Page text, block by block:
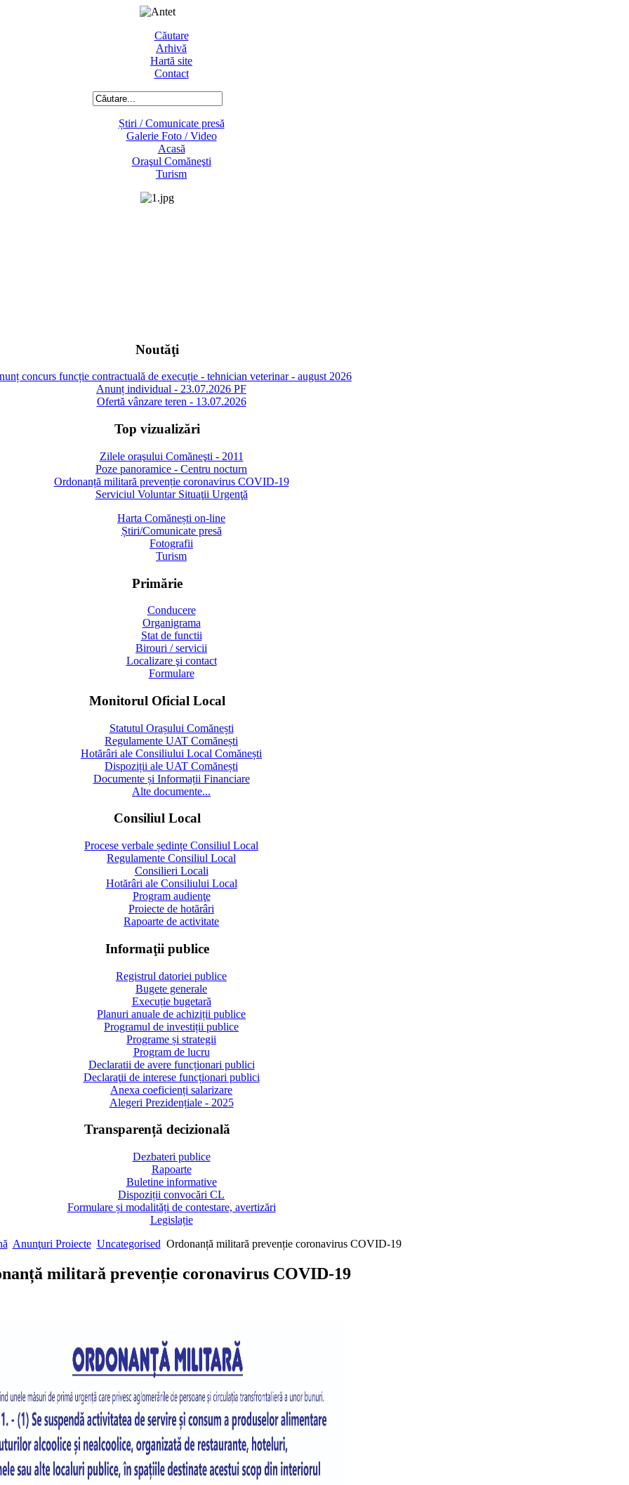
Căutare
Arhivă
Hartă site
Contact
Știri / Comunicate presă
Galerie Foto / Video
Acasă
Oraşul Comăneşti
Turism
Noutăţi
concurs funcție contractuală de execuție - tehnician veterinar - august 2026
Anunț individual - 23.07.2026 PF
Ofertă vânzare teren - 13.07.2026
Top vizualizări
Zilele oraşului Comăneşti - 2011
Poze panoramice - Centru nocturn
Ordonanță militară prevenție coronavirus COVID-19
Serviciul Voluntar Situaţii Urgenţă
Harta Comănești on-line
Știri/Comunicate presă
Fotografii
Turism
Primărie
Conducere
Organigrama
Stat de functii
Birouri / servicii
Localizare şi contact
Formulare
Monitorul Oficial Local
Statutul Orașului Comănești
Regulamente UAT Comănești
Hotărâri ale Consiliului Local Comănești
Dispoziții ale UAT Comănești
Documente și Informații Financiare
Alte documente...
Consiliul Local
Procese verbale ședințe Consiliul Local
Regulamente Consiliul Local
Consilieri Locali
Hotărâri ale Consiliului Local
Program audienţe
Proiecte de hotărâri
Rapoarte de activitate
Informaţii publice
Registrul datoriei publice
Bugete generale
Execuție bugetară
Planuri anuale de achiziții publice
Programul de investiții publice
Programe și strategii
Program de lucru
Declaratii de avere funcționari publici
Declaraţii de interese funcționari publici
Anexa coeficienți salarizare
Alegeri Prezidențiale - 2025
Transparență decizională
Dezbateri publice
Rapoarte
Buletine informative
Dispoziții convocări CL
Formulare și modalități de contestare, avertizări
Legislație
Anunţuri Proiecte Uncategorised Ordonanță militară prevenție coronavirus COVID-19
militară prevenție coronavirus COVID-19